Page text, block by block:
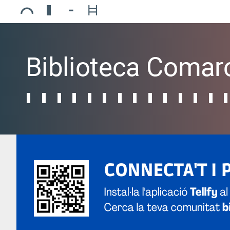
Ajuntament de Mollerussa
Biblioteca Comarcal Jaume Vila
Piscines de Mollerussa